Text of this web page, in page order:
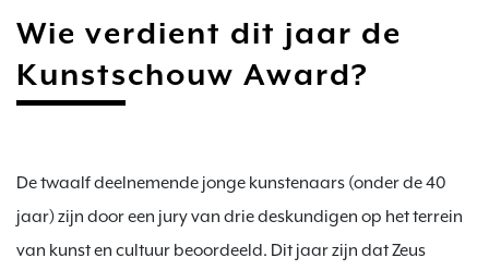
Wie verdient dit jaar de
Kunstschouw Award?
De twaalf deelnemende jonge kunstenaars (onder de 40
jaar) zijn door een jury van drie deskundigen op het terrein
van kunst en cultuur beoordeeld. Dit jaar zijn dat Zeus